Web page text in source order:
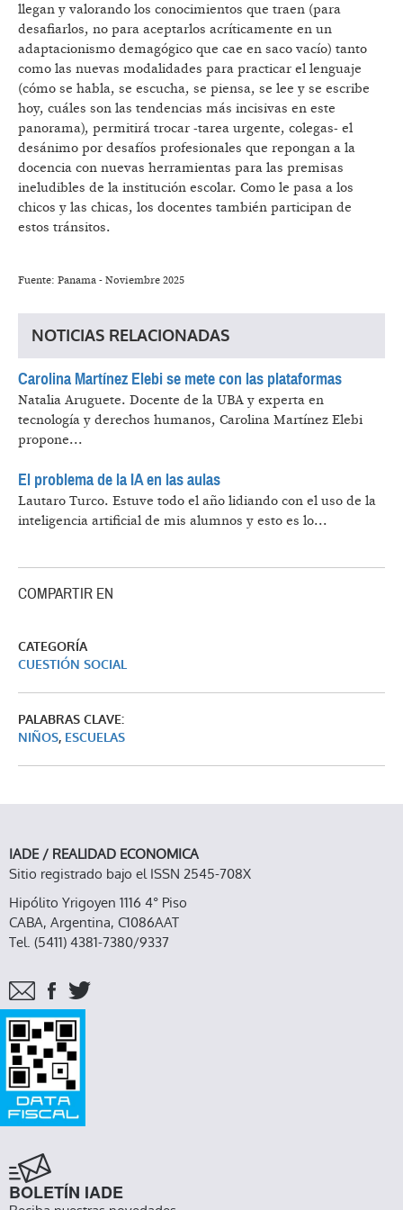
llegan y valorando los conocimientos que traen (para
desafiarlos, no para aceptarlos acríticamente en un
adaptacionismo demagógico que cae en saco vacío) tanto
como las nuevas modalidades para practicar el lenguaje
(cómo se habla, se escucha, se piensa, se lee y se escribe
hoy, cuáles son las tendencias más incisivas en este
panorama), permitirá trocar -tarea urgente, colegas- el
desánimo por desafíos profesionales que repongan a la
docencia con nuevas herramientas para las premisas
ineludibles de la institución escolar. Como le pasa a los
chicos y las chicas, los docentes también participan de
estos tránsitos.
Fuente: Panama - Noviembre 2025
NOTICIAS RELACIONADAS
Carolina Martínez Elebi se mete con las plataformas
Natalia Aruguete. Docente de la UBA y experta en
tecnología y derechos humanos, Carolina Martínez Elebi
propone...
El problema de la IA en las aulas
Lautaro Turco. Estuve todo el año lidiando con el uso de la
inteligencia artificial de mis alumnos y esto es lo...
COMPARTIR EN
CATEGORÍA
CUESTIÓN SOCIAL
PALABRAS CLAVE:
NIÑOS, ESCUELAS
IADE / REALIDAD ECONOMICA
Sitio registrado bajo el ISSN 2545-708X
Hipólito Yrigoyen 1116 4° Piso
CABA, Argentina, C1086AAT
Tel. (5411) 4381-7380/9337
BOLETÍN IADE